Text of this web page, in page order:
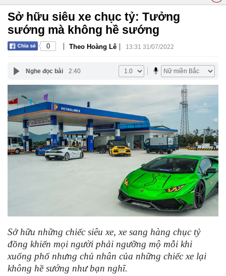
Sở hữu siêu xe chục tỷ: Tưởng
sướng mà không hề sướng
0 | Theo Hoàng Lê | 13:31 31/07/2022
Nghe đọc bài 2:40
Sở hữu những chiếc siêu xe, xe sang hàng chục tỷ
đồng khiến mọi người phải ngưỡng mộ mỗi khi
xuống phố nhưng chủ nhân của những chiếc xe lại
không hề sướng như bạn nghĩ.